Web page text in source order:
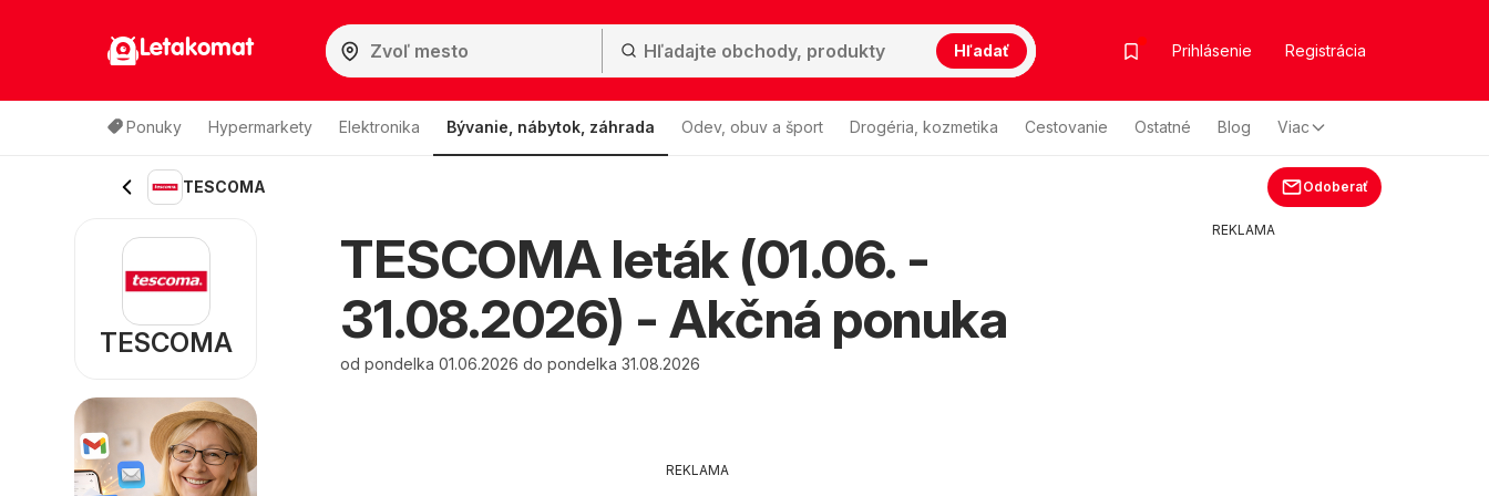
Letakomat Hľadať Prihlásenie Registrácia
Ponuky Hypermarkety Elektronika Bývanie, nábytok, záhrada Odev, obuv a šport Drogéria, kozmetika Cestovanie Ostatné Blog Viac
TESCOMA Odoberať
TESCOMA leták (01.06. -
31.08.2026) - Akčná ponuka
od pondelka 01.06.2026 do pondelka 31.08.2026
REKLAMA
TESCOMA
REKLAMA